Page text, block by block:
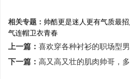
相关专题： 帅酷更是迷人更有气质最
气连帽卫衣青春
上一篇： 喜欢穿各种衬衫的职场型男，留着
下一篇： 高又高又壮的肌肉帅哥，